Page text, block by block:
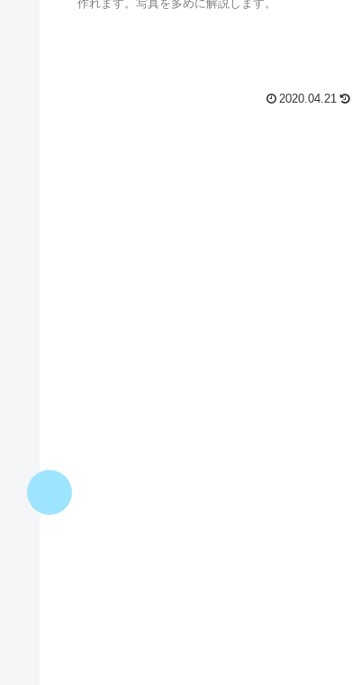
作れます。写真を多めに解説します。
2020.04.21